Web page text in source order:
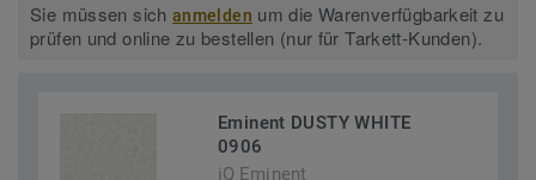
Sie müssen sichanmelden um die Warenverfügbarkeit zu
prüfen und online zu bestellen (nur für Tarkett-Kunden).
Eminent DUSTY WHITE
0906
iQ Eminent